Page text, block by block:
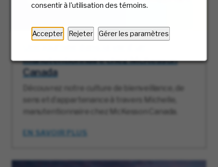
consentir à l'utilisation des témoins.
Accepter Rejeter Gérer les paramètres
manutentionnaire chez McKesson
Canada
manutentionnaire chez McKesson Canada.
EN SAVOIR PLUS